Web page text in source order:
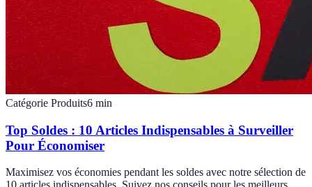
Catégorie Produits6 min
Top Soldes : 10 Articles Indispensables à Surveiller
Pour Économiser
Maximisez vos économies pendant les soldes avec notre sélection de